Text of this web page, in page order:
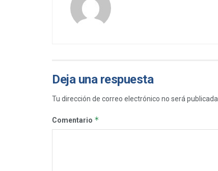
Deja una respuesta
Tu dirección de correo electrónico no será publicada.
Comentario *